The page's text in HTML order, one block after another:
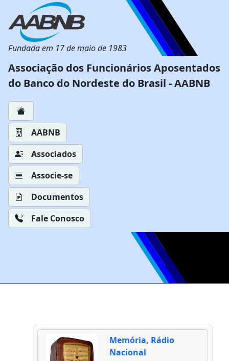
Fundada em 17 de maio de 1983
Associação dos Funcionários Aposentados
do Banco do Nordeste do Brasil - AABNB
AABNB
Associados
Associe-se
Documentos
Fale Conosco
Memória, Rádio
Nacional